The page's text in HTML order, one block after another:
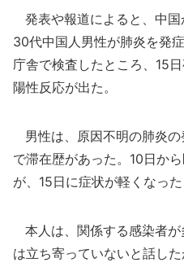
発表や報道によると、中
30代中国人男性が肺炎を発
庁舎で検査したところ、15
陽性反応が出た。
男性は、原因不明の肺炎
で滞在歴があった。10日か
が、15日に症状が軽くなった
本人は、関係する感染者
は立ち寄っていないと話し